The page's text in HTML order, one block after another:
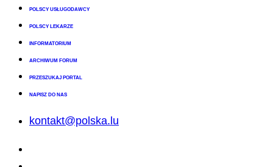
POLSCY USŁUGODAWCY
POLSCY LEKARZE
INFORMATORIUM
ARCHIWUM FORUM
PRZESZUKAJ PORTAL
NAPISZ DO NAS
kontakt@polska.lu